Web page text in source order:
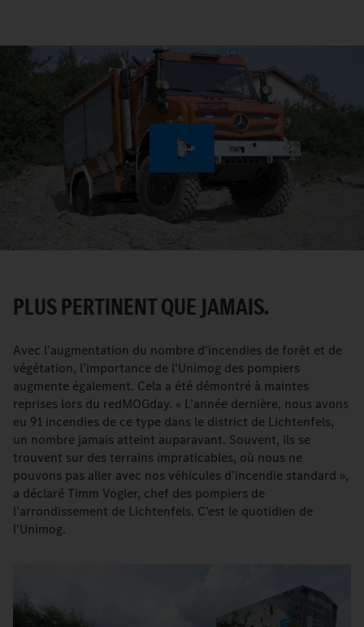
Play
Video
PLUS PERTINENT QUE JAMAIS.
Avec l’augmentation du nombre d’incendies de forêt et de
végétation, l’importance de l’Unimog des pompiers
augmente également. Cela a été démontré à maintes
reprises lors du redMOGday. « L’année dernière, nous avons
eu 91 incendies de ce type dans le district de Lichtenfels,
un nombre jamais atteint auparavant. Souvent, ils se
trouvent sur des terrains impraticables, où nous ne
pouvons pas aller avec nos véhicules d’incendie standard »,
a déclaré Timm Vogler, chef des pompiers de
l’arrondissement de Lichtenfels. C’est le quotidien de
l’Unimog.